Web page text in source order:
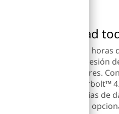
y velocidad
tu PC? Añade 2 horas
15 minutos. Inicia sesión
de huellas dactilares.
universal Thunderbolt™
y transferencias de
el lápiz digital Lenovo